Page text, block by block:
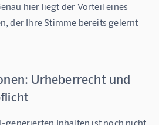
hier liegt der Vorteil eines
der Ihre Stimme bereits gelernt
Urheberrecht und
generierten Inhalten ist noch nicht